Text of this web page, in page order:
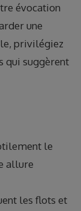
évocation
une
privilégiez
qui suggèrent
le
allure
les flots et